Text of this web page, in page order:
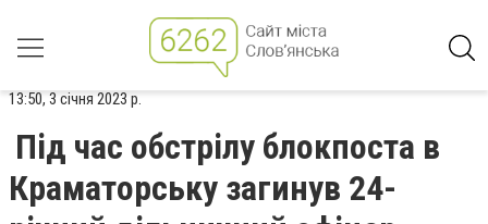
13:50, 3 січня 2023 р.
Під час обстрілу блокпоста в
Краматорську загинув 24-